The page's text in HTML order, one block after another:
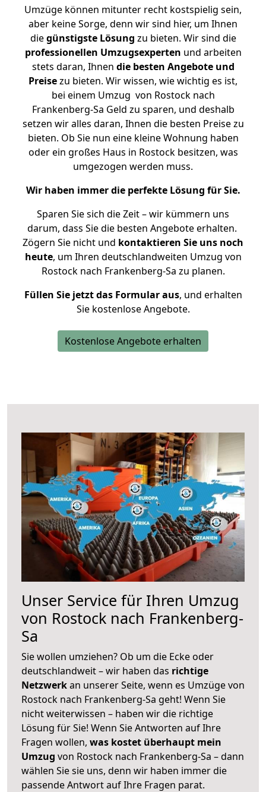
Umzüge können mitunter recht kostspielig sein,
aber keine Sorge, denn wir sind hier, um Ihnen
diegünstigste Lösung zu bieten. Wir sind die
professionellen Umzugsexperten und arbeiten
stets daran, Ihnen die besten Angebote und
Preisezu bieten. Wir wissen, wie wichtig es ist,
bei einem Umzug von Rostock nach
Frankenberg-Sa Geld zu sparen, und deshalb
setzen wir alles daran, Ihnen die besten Preise zu
bieten. Ob Sie nun eine kleine Wohnung haben
oder ein großes Haus in Rostock besitzen, was
umgezogen werden muss.
Wir haben immer die perfekte Lösung für Sie.
Sparen Sie sich die Zeit – wir kümmern uns
darum, dass Sie die besten Angebote erhalten.
Zögern Sie nicht und kontaktieren Sie uns noch
heute, um Ihren deutschlandweiten Umzug von
Rostock nach Frankenberg-Sa zu planen.
Füllen Sie jetzt das Formular aus, und erhalten
Sie kostenlose Angebote.
Kostenlose Angebote erhalten
Unser Service für Ihren Umzug
von Rostock nach Frankenberg-
Sa
Sie wollen umziehen? Ob um die Ecke oder
deutschlandweit – wir haben das richtige
Netzwerkan unserer Seite, wenn es Umzüge von
Rostock nach Frankenberg-Sa geht! Wenn Sie
nicht weiterwissen – haben wir die richtige
Lösung für Sie! Wenn Sie Antworten auf Ihre
Fragen wollen, was kostet überhaupt mein
Umzug von Rostock nach Frankenberg-Sa – dann
wählen Sie sie uns, denn wir haben immer die
passende Antwort auf Ihre Fragen parat.